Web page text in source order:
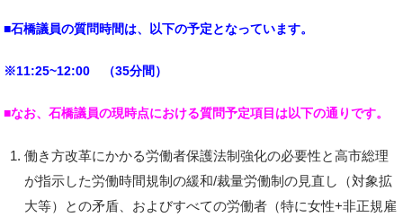
■石橋議員の質問時間は、以下の予定となっています。
※11:25~12:00 （35分間）
■なお、石橋議員の現時点における質問予定項目は以下の通りです。
働き方改革にかかる労働者保護法制強化の必要性と高市総理
が指示した労働時間規制の緩和/裁量労働制の見直し（対象拡
大等）との矛盾、およびすべての労働者（特に女性+非正規雇